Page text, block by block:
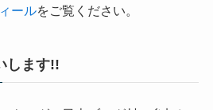
ールをご覧ください。
します!!